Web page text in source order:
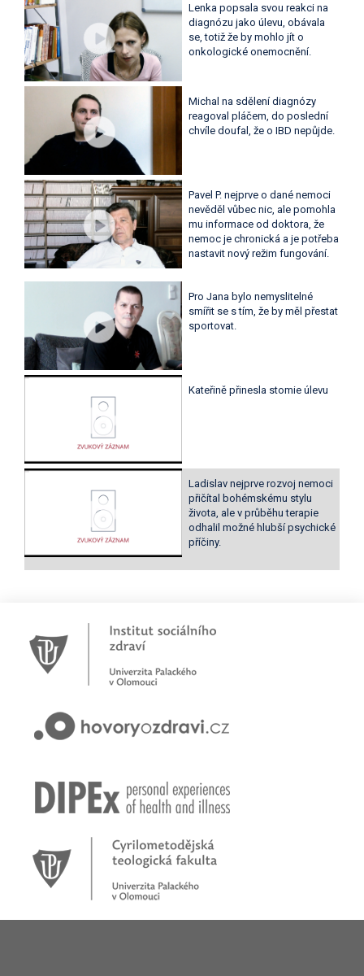
Lenka popsala svou reakci na
diagnózu jako úlevu, obávala
se, totiž že by mohlo jít o
onkologické onemocnění.
Michal na sdělení diagnózy
reagoval pláčem, do poslední
chvíle doufal, že o IBD nepůjde.
Pavel P. nejprve o dané nemoci
nevěděl vůbec nic, ale pomohla
mu informace od doktora, že
nemoc je chronická a je potřeba
nastavit nový režim fungování.
Pro Jana bylo nemyslitelné
smířit se s tím, že by měl přestat
sportovat.
Kateřině přinesla stomie úlevu
Ladislav nejprve rozvoj nemoci
přičítal bohémskému stylu
života, ale v průběhu terapie
odhalil možné hlubší psychické
příčiny.